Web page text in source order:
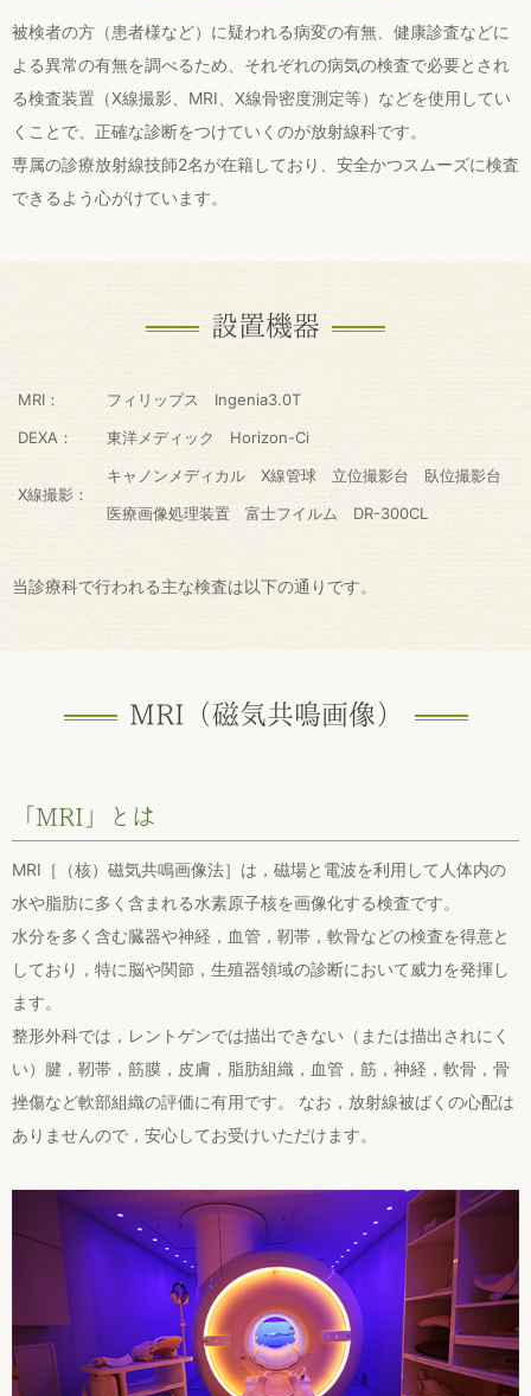
被検者の方（患者様など）に疑われる病変の有無、健康診査などに
よる異常の有無を調べるため、それぞれの病気の検査で必要とされ
る検査装置（X線撮影、MRI、X線骨密度測定等）などを使用してい
くことで、正確な診断をつけていくのが放射線科です。
専属の診療放射線技師2名が在籍しており、安全かつスムーズに検査
できるよう心がけています。
設置機器
MRI：
フィリップス Ingenia3.0T
DEXA：
東洋メディック Horizon-Ci
X線撮影：
キャノンメディカル X線管球 立位撮影台 臥位撮影台
医療画像処理装置 富士フイルム DR-300CL
当診療科で行われる主な検査は以下の通りです。
MRI（磁気共鳴画像）
「MRI」とは
MRI［（核）磁気共鳴画像法］は，磁場と電波を利用して人体内の
水や脂肪に多く含まれる水素原子核を画像化する検査です。
水分を多く含む臓器や神経，血管，靭帯，軟骨などの検査を得意と
しており，特に脳や関節，生殖器領域の診断において威力を発揮し
ます。
整形外科では，レントゲンでは描出できない（または描出されにく
い）腱，靭帯，筋膜，皮膚，脂肪組織，血管，筋，神経，軟骨，骨
挫傷など軟部組織の評価に有用です。 なお，放射線被ばくの心配は
ありませんので，安心してお受けいただけます。